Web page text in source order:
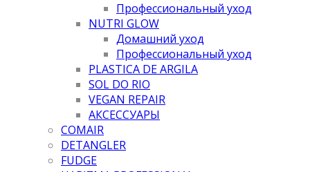
Профессиональный уход
NUTRI GLOW
Домашний уход
Профессиональный уход
PLASTICA DE ARGILA
SOL DO RIO
VEGAN REPAIR
АКСЕССУАРЫ
COMAIR
DETANGLER
FUDGE